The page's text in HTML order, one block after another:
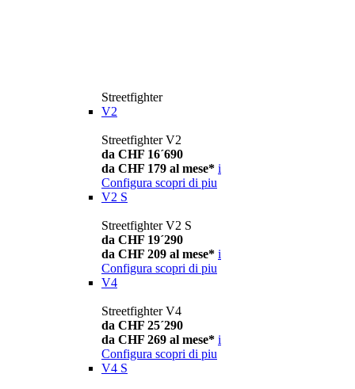
Streetfighter
V2
Streetfighter V2
da CHF 16´690
da CHF 179 al mese* i
Configura scopri di piu
V2 S
Streetfighter V2 S
da CHF 19´290
da CHF 209 al mese* i
Configura scopri di piu
V4
Streetfighter V4
da CHF 25´290
da CHF 269 al mese* i
Configura scopri di piu
V4 S